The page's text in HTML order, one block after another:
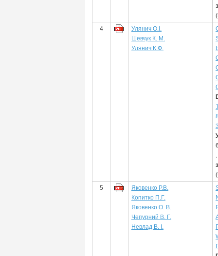
4
Улянич О.І.
Шевчук К. М.
Улянич К.Ф.
,
5
Яковенко Р.В.
Копитко П.Г.
Яковенко О. В.
Чепурний В. Г.
Невлад В. І.